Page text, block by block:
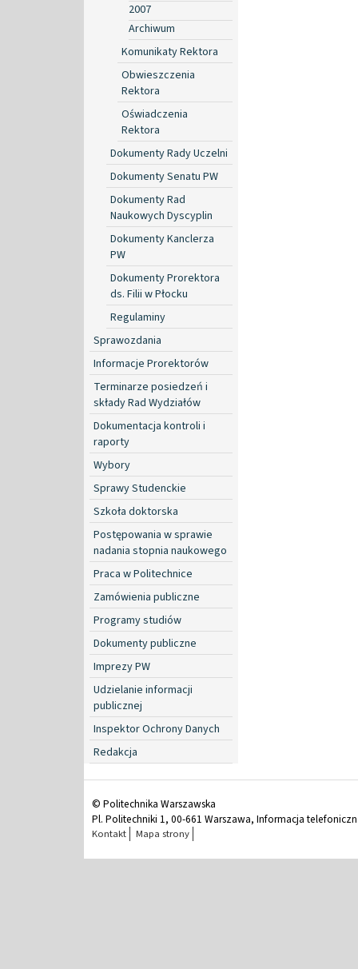
2007
Archiwum
Komunikaty Rektora
Obwieszczenia
Rektora
Oświadczenia
Rektora
Dokumenty Rady Uczelni
Dokumenty Senatu PW
Dokumenty Rad
Naukowych Dyscyplin
Dokumenty Kanclerza
PW
Dokumenty Prorektora
ds. Filii w Płocku
Regulaminy
Sprawozdania
Informacje Prorektorów
Terminarze posiedzeń i
składy Rad Wydziałów
Dokumentacja kontroli i
raporty
Wybory
Sprawy Studenckie
Szkoła doktorska
Postępowania w sprawie
nadania stopnia naukowego
Praca w Politechnice
Zamówienia publiczne
Programy studiów
Dokumenty publiczne
Imprezy PW
Udzielanie informacji
publicznej
Inspektor Ochrony Danych
Redakcja
© Politechnika Warszawska
Pl. Politechniki 1, 00-661 Warszawa, Informacja
Kontakt Mapa strony